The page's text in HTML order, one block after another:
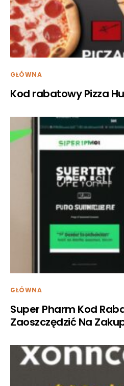
GŁÓWNA
Kod rabatowy Pizza
GŁÓWNA
Super Pharm Kod
Zaoszczędzić Na